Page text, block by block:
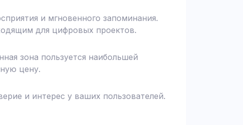
и мгновенного запоминания.
для цифровых проектов.
зона пользуется наибольшей
цену.
и интерес у ваших пользователей.